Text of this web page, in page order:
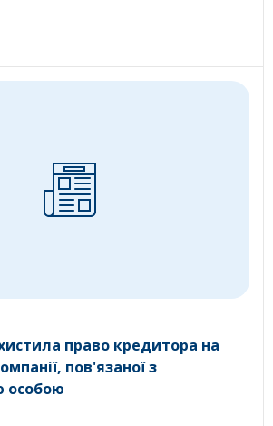
право кредитора на
пов'язаної з
особою